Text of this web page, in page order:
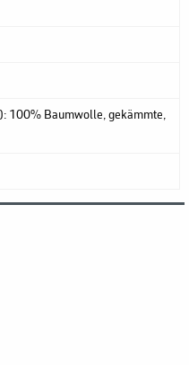
100% Baumwolle, gekämmte,